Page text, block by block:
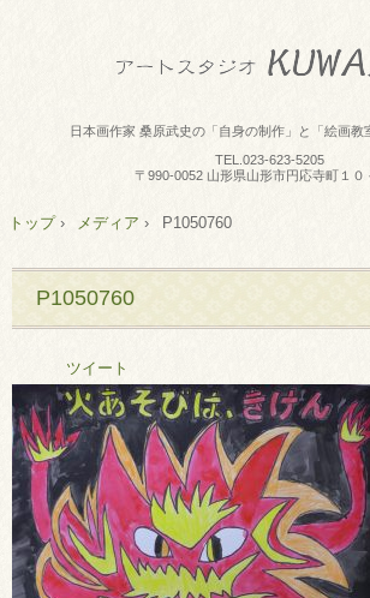
日本画作家 桑原武史の「自身の制作」と「絵画教
TEL. 023-623-5205
〒990-0052 山形県山形市円応寺町１０
トップ› メディア › P1050760
P1050760
ツイート